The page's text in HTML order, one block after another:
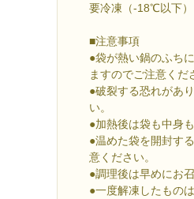
要冷凍（-18℃以下）
■注意事項
●袋が熱い鍋のふち
ますのでご注意くだ
●破裂する恐れがあ
い。
●加熱後は袋も中身
●温めた袋を開封す
意ください。
●調理後は早めにお
●一度解凍したもの